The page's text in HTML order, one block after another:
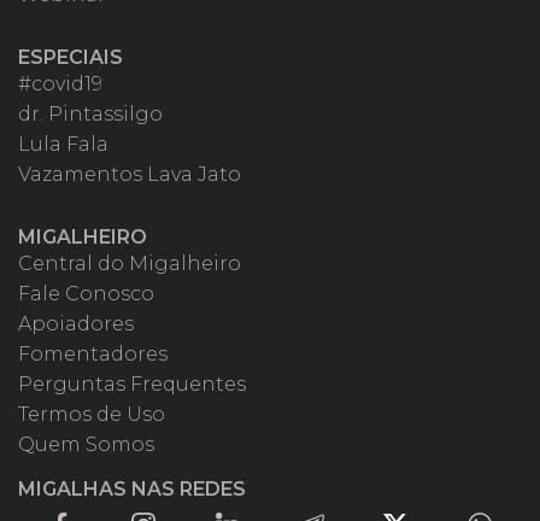
ESPECIAIS
#covid19
dr. Pintassilgo
Lula Fala
Vazamentos Lava Jato
MIGALHEIRO
Central do Migalheiro
Fale Conosco
Apoiadores
Fomentadores
Perguntas Frequentes
Termos de Uso
Quem Somos
MIGALHAS NAS REDES